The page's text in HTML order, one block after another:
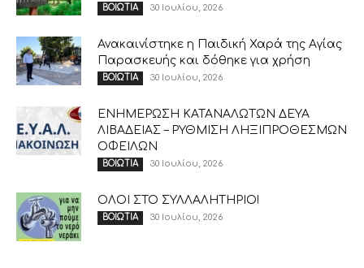
ΒΟΙΩΤΙΑ 30 Ιουλίου, 2026
Ανακαινίστηκε η Παιδική Χαρά της Αγίας
Παρασκευής και δόθηκε για χρήση
ΒΟΙΩΤΙΑ 30 Ιουλίου, 2026
ΕΝΗΜΕΡΩΣΗ ΚΑΤΑΝΑΛΩΤΩΝ ΔΕΥΑ
ΛΙΒΑΔΕΙΑΣ – ΡΥΘΜΙΣΗ ΛΗΞΙΠΡΟΘΕΣΜΩΝ
ΟΦΕΙΛΩΝ
ΒΟΙΩΤΙΑ 30 Ιουλίου, 2026
ΟΛΟΙ ΣΤΟ ΣΥΛΛΑΛΗΤΗΡΙΟ!
ΒΟΙΩΤΙΑ 30 Ιουλίου, 2026